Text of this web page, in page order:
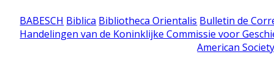
BABESCH Biblica Bibliotheca Orientalis Bulletin de
Handelingen van de Koninklijke Commissie voor
American